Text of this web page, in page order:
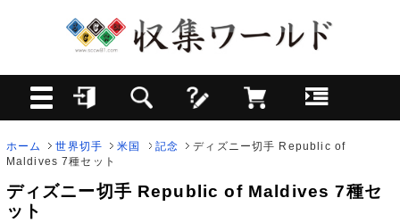
ホーム 世界切手 米国 記念
ディズニー切手 Republic of
Maldives 7種セット
ディズニー切手 Republic of Maldives 7種セ
ット